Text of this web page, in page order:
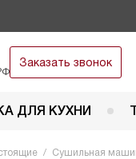
Заказать звонок
ДЛЯ КУХНИ
Сушильная